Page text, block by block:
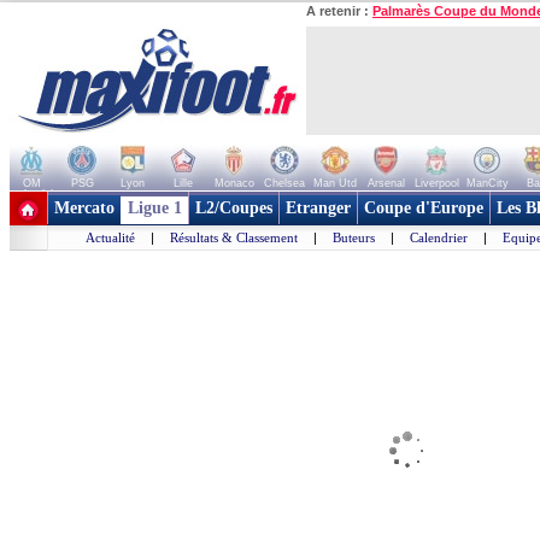
A retenir : Palmarès Coupe du
OM PSG Lyon Lille Monaco Chelsea Man Utd Arsenal Liverpool ManCity
+ de clubs
Mercato Ligue 1 L2/Coupes Etranger Coupe d'Europe Les
Actualité | Résultats & Classement | Buteurs | Calendrier |